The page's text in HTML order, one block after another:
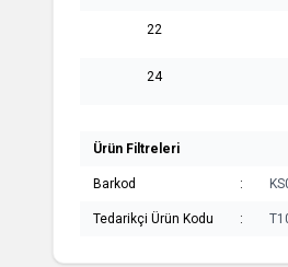
22
24
Ürün Filtreleri
Barkod :
Tedarikçi Ürün Kodu :